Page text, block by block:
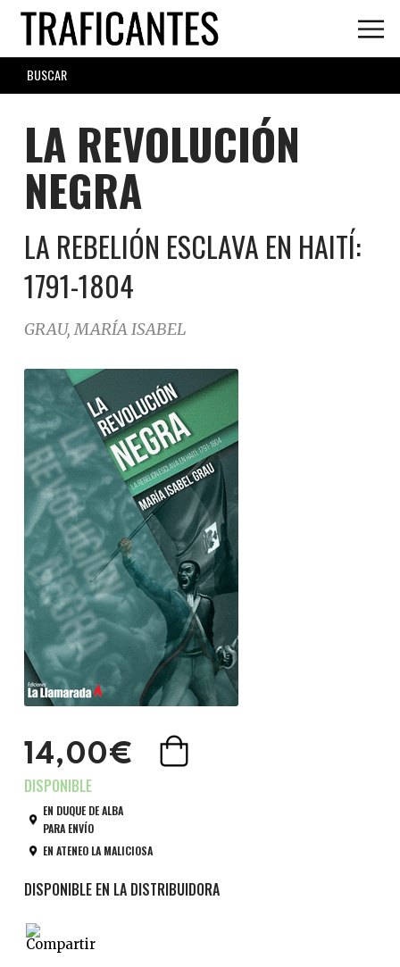
Skip
main
content
SEARCH
FORM
LA REVOLUCIÓN
NEGRA
LA REBELIÓN ESCLAVA EN HAITÍ:
1791-1804
GRAU, MARÍA ISABEL
14,00€
EN DUQUE DE ALBA
PARA ENVÍO
EN ATENEO LA MALICIOSA